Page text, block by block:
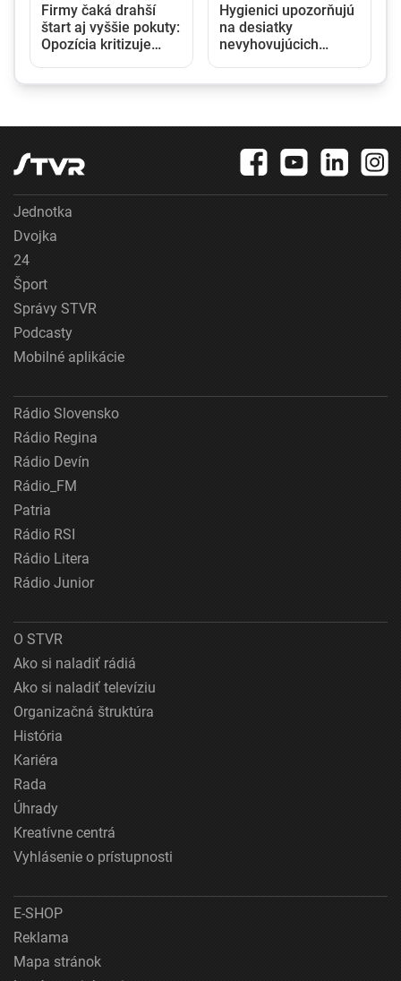
Firmy čaká drahší
štart aj vyššie pokuty:
Opozícia kritizuje
Hygienici upozorňujú
na desiatky
nevyhovujúcich
Jednotka
Dvojka
24
Šport
Správy STVR
Podcasty
Mobilné aplikácie
Rádio Slovensko
Rádio Regina
Rádio Devín
Rádio_FM
Patria
Rádio RSI
Rádio Litera
Rádio Junior
O STVR
Ako si naladiť rádiá
Ako si naladiť televíziu
Organizačná štruktúra
História
Kariéra
Rada
Úhrady
Kreatívne centrá
Vyhlásenie o prístupnosti
E-SHOP
Reklama
Mapa stránok